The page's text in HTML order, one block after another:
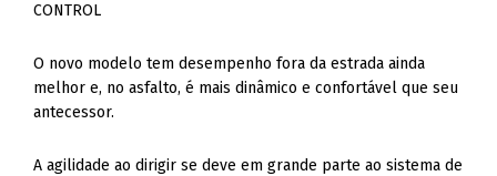
CONTROL
O novo modelo tem desempenho fora da estrada ainda
melhor e, no asfalto, é mais dinâmico e confortável que seu
antecessor.
A agilidade ao dirigir se deve em grande parte ao sistema de